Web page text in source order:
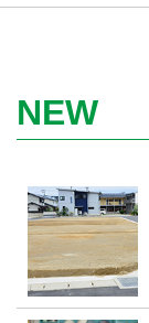
NEW